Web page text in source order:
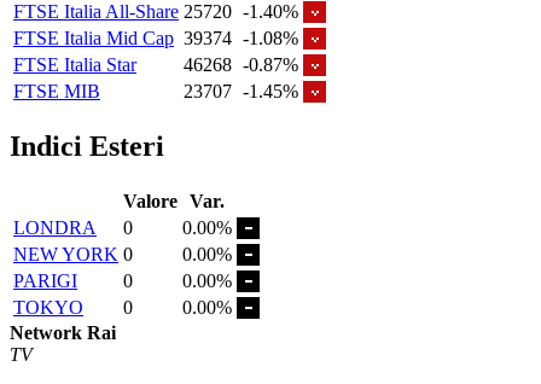
FTSE Italia All-Share 25720 -1.40%
FTSE Italia Mid Cap 39374 -1.08%
FTSE Italia Star
46268 -0.87%
FTSE MIB
23707 -1.45%
Indici Esteri
Valore Var.
LONDRA
0
0.00%
NEW YORK 0
0.00%
PARIGI
0
0.00%
TOKYO
0
0.00%
Network Rai
TV